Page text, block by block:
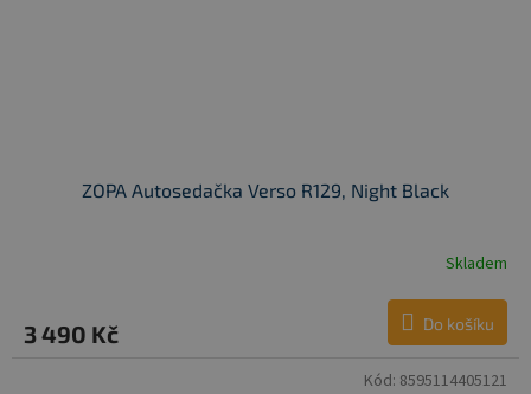
ZOPA Autosedačka Verso R129, Night Black
Skladem
3 490 Kč Do košíku
Kód: 8595114405121